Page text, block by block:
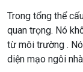
Trong tổng thể
quan trọng. Nó
từ môi trường .
diện mạo ngôi nhà